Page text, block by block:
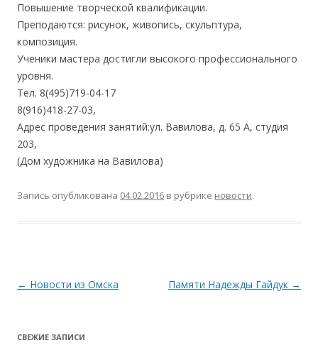
Повышение творческой квалификации.
Преподаются: рисунок, живопись, скульптура,
композиция.
Ученики мастера достигли высокого профессионального
уровня.
Тел. 8(495)719-04-17
8(916)418-27-03,
Адрес проведения занятий:ул. Вавилова, д. 65 А, студия
203,
(Дом художника на Вавилова)
Запись опубликована 04.02.2016 в рубрике новости.
Навигация
← Новости из Омска Памяти Надежды Гайдук →
СВЕЖИЕ ЗАПИСИ